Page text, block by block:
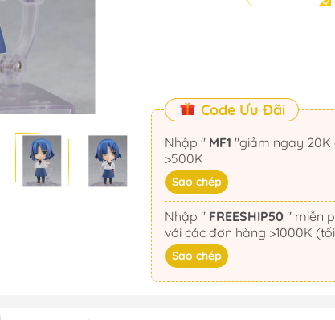
Code Ưu Đãi
Nhập " MF1
>500K
Sao chép
Nhập " FREESHIP50" miễn phí vận chuyển đối
với các đơn hàng >1000K
Sao chép